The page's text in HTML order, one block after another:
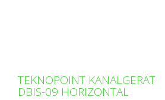
TEKNOPOINT KANALGERÄT
DBIS-09 HORIZONTAL